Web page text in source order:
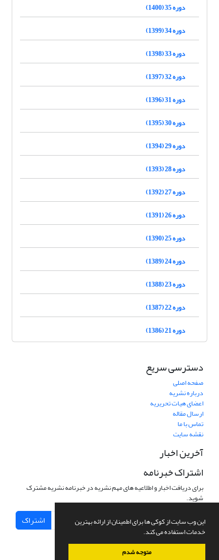
این وب سایت از کوکی ها برای اطمینان از ارائه بهترین
خدمات استفاده می کند.
متوجه شدم
دوره 35 (1400)
دوره 34 (1399)
دوره 33 (1398)
دوره 32 (1397)
دوره 31 (1396)
دوره 30 (1395)
دوره 29 (1394)
دوره 28 (1393)
دوره 27 (1392)
دوره 26 (1391)
دوره 25 (1390)
دوره 24 (1389)
دوره 23 (1388)
دوره 22 (1387)
دوره 21 (1386)
دسترسی سریع
صفحه اصلی
درباره نشریه
اعضای هیات تحریریه
ارسال مقاله
تماس با ما
نقشه سایت
آخرین اخبار
اشتراک خبرنامه
برای دریافت اخبار و اطلاعیه های مهم نشریه در خبرنامه نشریه مشترک
شوید.
اشتراک